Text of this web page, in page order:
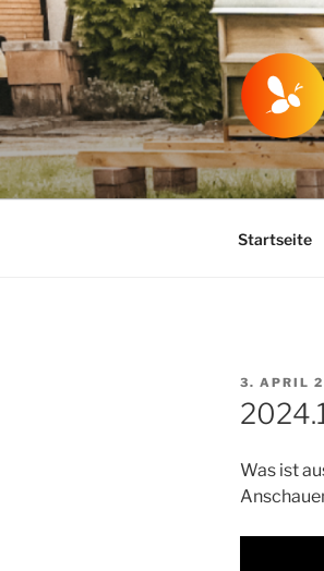
Zum
Inhalt
springen
Startseite
AM
3. APRIL
Was ist